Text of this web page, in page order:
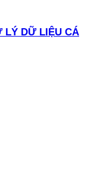
LÝ DỮ LIỆU CÁ